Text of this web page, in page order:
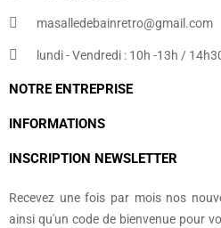
masalledebainretro@gmail.com
lundi - Vendredi : 10h -13h /
NOTRE ENTREPRISE
INFORMATIONS
INSCRIPTION NEWSLETTER
Recevez une fois par mois nos
ainsi qu'un code de bienvenue pour